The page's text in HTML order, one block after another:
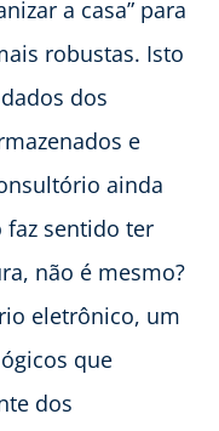
a casa” para
robustas. Isto
dos
e
ainda
faz sentido ter
não é mesmo?
eletrônico, um
que
dos